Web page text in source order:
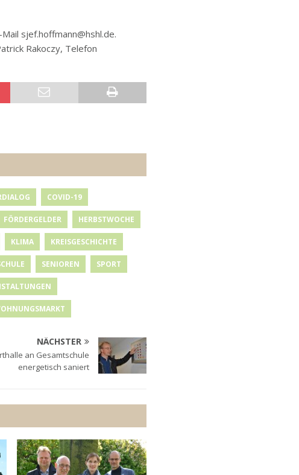
sjef.hoffmann@hshl.de.
Rakoczy, Telefon
COVID-19
FÖRDERGELDER HERBSTWOCHE
KLIMA KREISGESCHICHTE
SENIOREN SPORT
NÄCHSTER
an Gesamtschule
energetisch saniert